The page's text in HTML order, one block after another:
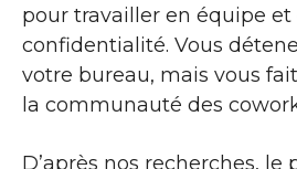
pour travailler en équipe
confidentialité. Vous
votre bureau, mais vous
la communauté des
D’après nos recherches, le